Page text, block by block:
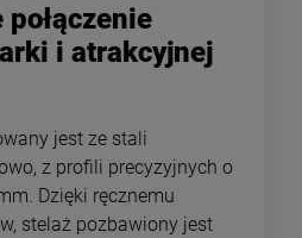
połączenie
i atrakcyjnej
jest ze stali
z profili precyzyjnych o
Dzięki ręcznemu
stelaż pozbawiony jest